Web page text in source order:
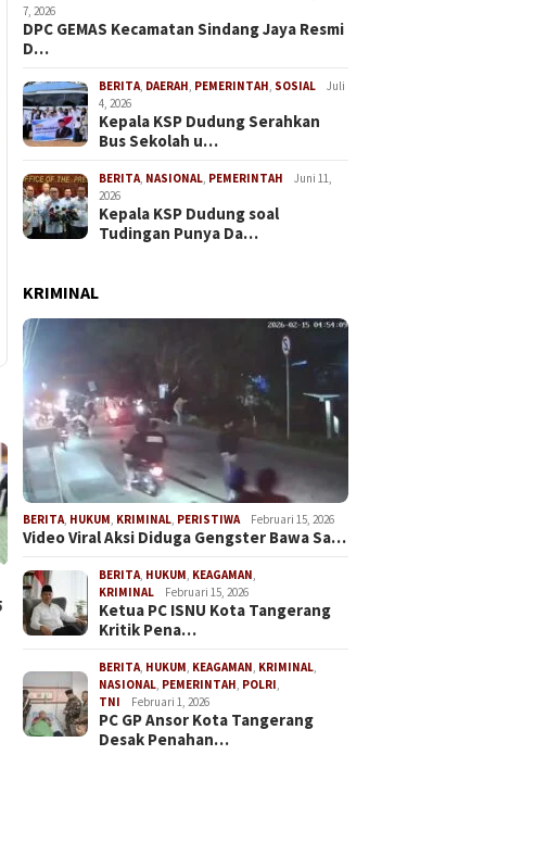
PHIGMA Matangkan
Persiapan Penyumpahan
Advokat di Pengadilan Tinggi
Mewujudkan Advokat
Berintegritas
Sindang Jaya Resmi
7, 2026
DPC GEMAS Kecamatan Sindang Jaya Resmi
D…
BERITA DAERAH PEMERINTAH SOSIAL
Juli
4, 2026
Kepala KSP Dudung Serahkan
Bus Sekolah u…
BERITA NASIONAL PEMERINTAH
Juni 11,
2026
Kepala KSP Dudung soal
Tudingan Punya Da…
KRIMINAL
BERITA HUKUM KRIMINAL PERISTIWA Februari 15, 2026
Video Viral Aksi Diduga Gengster Bawa Sa…
BERITA HUKUM KEAGAMAN
KRIMINAL
Februari 15, 2026
Ketua PC ISNU Kota Tangerang
Kritik Pena…
BERITA HUKUM KEAGAMAN KRIMINAL
NASIONAL PEMERINTAH POLRI
TNI
Februari 1, 2026
PC GP Ansor Kota Tangerang
Desak Penahan…